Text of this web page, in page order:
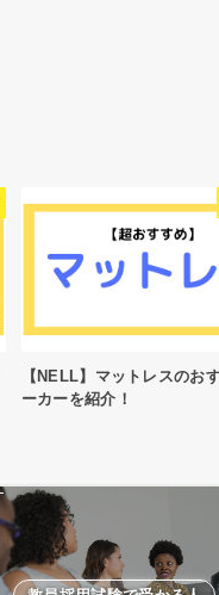
小学校男性教員の一人暮ら